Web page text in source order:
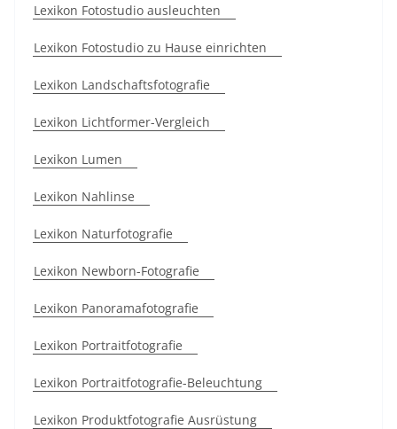
Lexikon Fotostudio ausleuchten
Lexikon Fotostudio zu Hause einrichten
Lexikon Landschaftsfotografie
Lexikon Lichtformer-Vergleich
Lexikon Lumen
Lexikon Nahlinse
Lexikon Naturfotografie
Lexikon Newborn-Fotografie
Lexikon Panoramafotografie
Lexikon Portraitfotografie
Lexikon Portraitfotografie-Beleuchtung
Lexikon Produktfotografie Ausrüstung